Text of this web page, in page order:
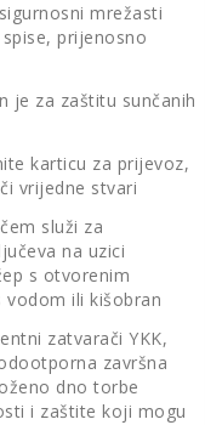
mrežasti
prijenosno
je za zaštitu sunčanih
karticu za prijevoz,
vrijedne stvari
služi za
na uzici
s otvorenim
ili kišobran
zatvarači YKK,
završna
dno torbe
i zaštite koji mogu